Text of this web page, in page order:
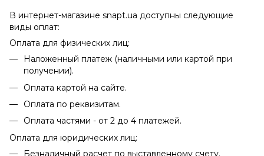
В интернет-магазине snapt.ua доступны следующие
виды оплат:
Оплата для физических лиц:
Наложенный платеж (наличными или картой при
получении).
Оплата картой на сайте.
Оплата по реквизитам.
Оплата частями - от 2 до 4 платежей.
Оплата для юридических лиц:
Безналичный расчет по выставленному счету.